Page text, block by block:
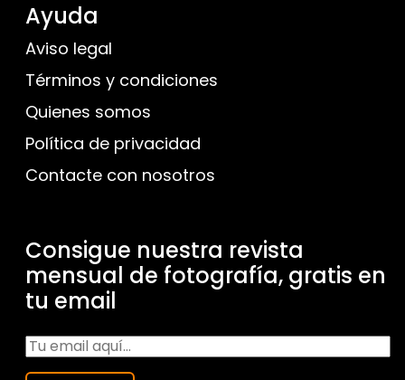
Ayuda
Aviso legal
Términos y condiciones
Quienes somos
Política de privacidad
Contacte con nosotros
Consigue nuestra revista
mensual de fotografía, gratis en
tu email